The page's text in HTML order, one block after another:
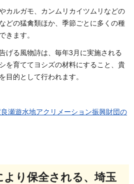
カルガモ、カンムリカイツムリなどの
どの猛禽類ほか、季節ごとに多くの種
きます。
げる風物詩は、毎年3月に実施される
を育ててヨシズの材料にすること、貴
目的として行われます。
瀬遊水地アクリメーション振興財団の
より保全される、埼玉